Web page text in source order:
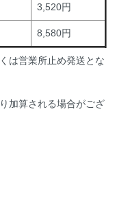
3,520円
8,580円
は営業所止め発送とな
加算される場合がござ